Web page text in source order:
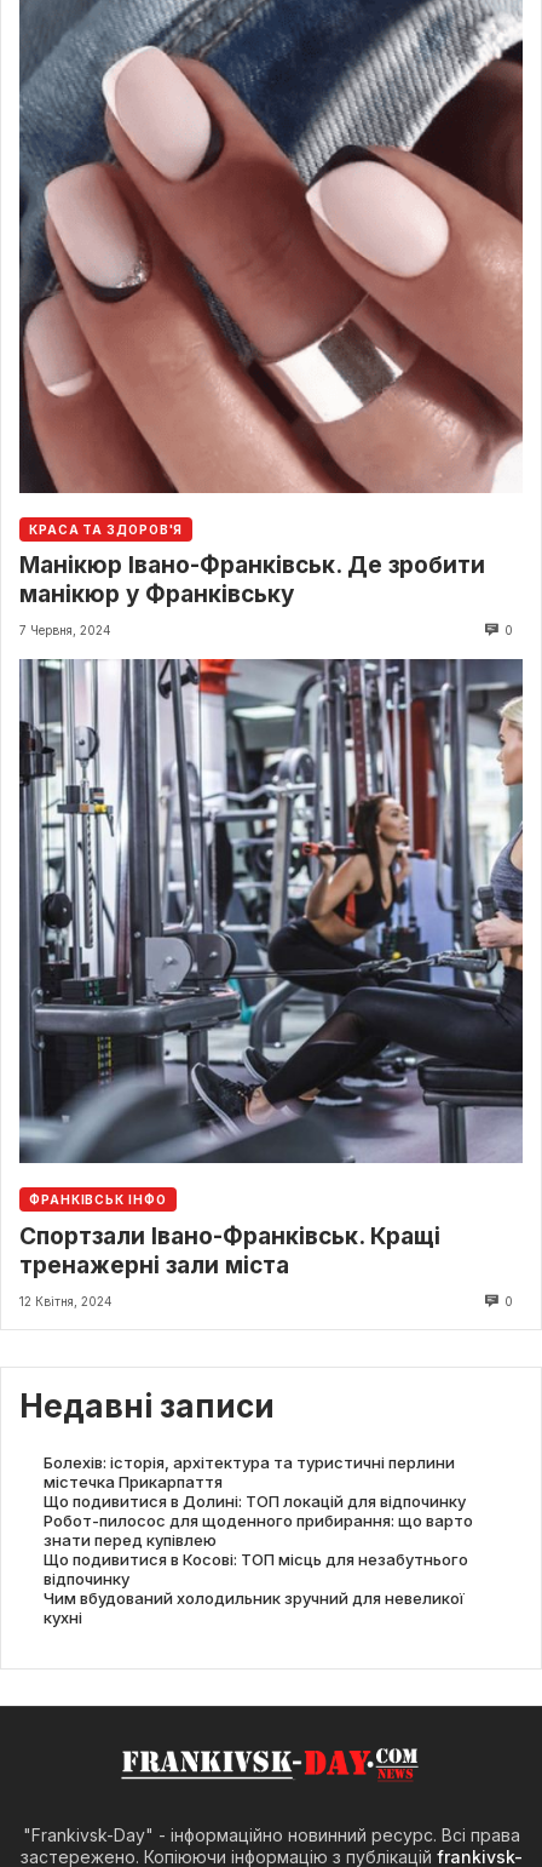
КРАСА ТА ЗДОРОВ'Я
Манікюр Івано-Франківськ. Де зробити
манікюр у Франківську
7 Червня, 2024 0
ФРАНКІВСЬК ІНФО
Спортзали Івано-Франківськ. Кращі
тренажерні зали міста
12 Квітня, 2024 0
Недавні записи
Болехів: історія, архітектура та туристичні перлини
містечка Прикарпаття
Що подивитися в Долині: ТОП локацій для відпочинку
Робот-пилосос для щоденного прибирання: що варто
знати перед купівлею
Що подивитися в Косові: ТОП місць для незабутнього
відпочинку
Чим вбудований холодильник зручний для невеликої
кухні
"Frankivsk-Day" - інформаційно новинний ресурс. Всі права
застережено. Копіюючи інформацію з публікацій frankivsk-